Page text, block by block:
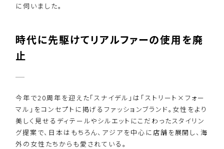
に伺いました。
時代に先駆けてリアルファーの使用を廃
止
今年で20周年を迎えた「スナイデル」は「ストリート×フォー
マル」をコンセプトに掲げるファッションブランド。女性をより
美しく見せるディテールやシルエットにこだわったスタイリン
グ提案で、日本はもちろん、アジアを中心に店舗を展開し、海
外の女性たちからも愛されている。